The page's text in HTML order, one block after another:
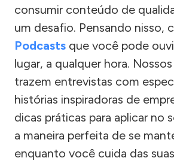
consumir conteúdo de
um desafio. Pensando nisso,
Podcasts que você pode
lugar, a qualquer hora.
trazem entrevistas com
histórias inspiradoras de
dicas práticas para aplicar no
a maneira perfeita de se
enquanto você cuida das